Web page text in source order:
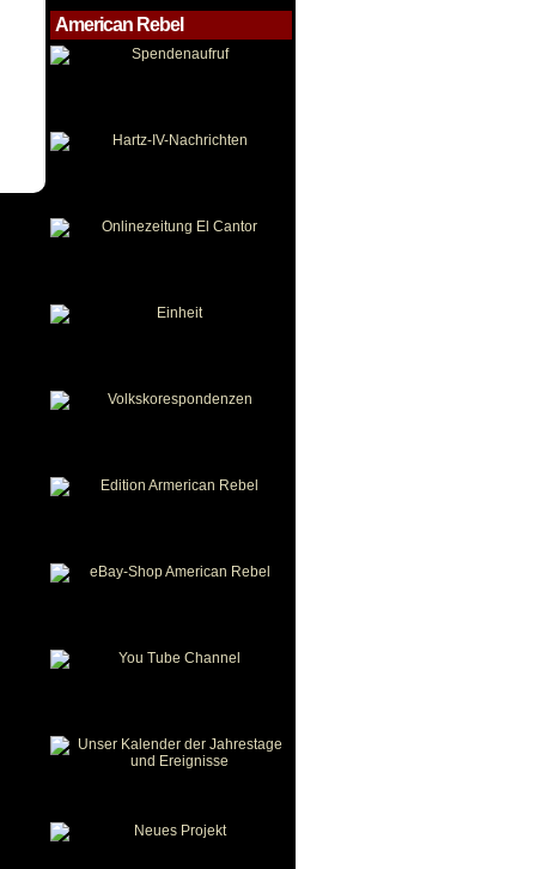
American Rebel